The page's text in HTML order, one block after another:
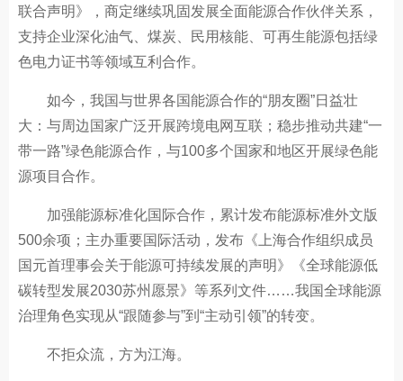
联合声明》，商定继续巩固发展全面能源合作伙伴关系，
支持企业深化油气、煤炭、民用核能、可再生能源包括绿
色电力证书等领域互利合作。
如今，我国与世界各国能源合作的“朋友圈”日益壮
大：与周边国家广泛开展跨境电网互联；稳步推动共建“一
带一路”绿色能源合作，与100多个国家和地区开展绿色能
源项目合作。
加强能源标准化国际合作，累计发布能源标准外文版
500余项；主办重要国际活动，发布《上海合作组织成员
国元首理事会关于能源可持续发展的声明》《全球能源低
碳转型发展2030苏州愿景》等系列文件……我国全球能源
治理角色实现从“跟随参与”到“主动引领”的转变。
不拒众流，方为江海。